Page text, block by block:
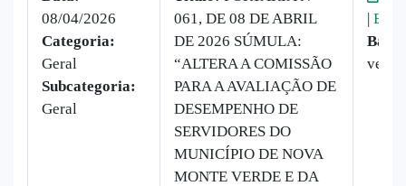
08/04/2026
Categoria:
Geral
Subcategoria:
Geral
061, DE 08 DE ABRIL
DE 2026 SÚMULA:
“ALTERA A COMISSÃO
PARA A AVALIAÇÃO DE
DESEMPENHO DE
SERVIDORES DO
MUNICÍPIO DE NOVA
MONTE VERDE E DA
|
vezes